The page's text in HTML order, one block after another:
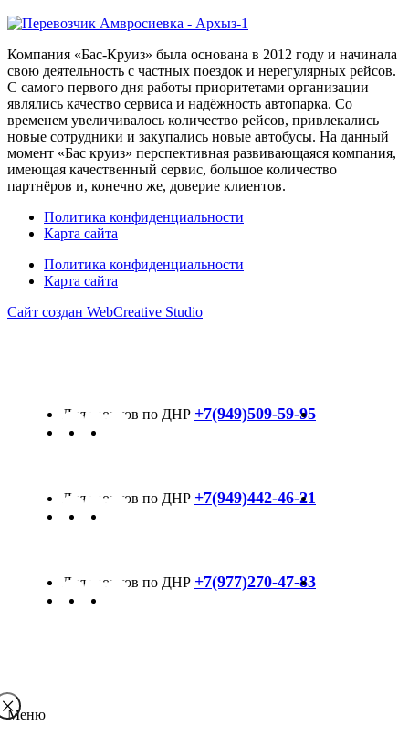
Компания «Бас-Круиз» была основана в 2012 году и начинала
свою деятельность с частных поездок и нерегулярных рейсов.
С самого первого дня работы приоритетами организации
являлись качество сервиса и надёжность автопарка. Со
временем увеличивалось количество рейсов, привлекались
новые сотрудники и закупались новые автобусы. На данный
момент «Бас круиз» перспективная развивающаяся компания,
имеющая качественный сервис, большое количество
партнёров и, конечно же, доверие клиентов.
Политика конфиденциальности
Карта сайта
Политика конфиденциальности
Карта сайта
Сайт создан WebCreative Studio
+7(949)509-59-95
+7(949)442-46-21
+7(977)270-47-83
Меню